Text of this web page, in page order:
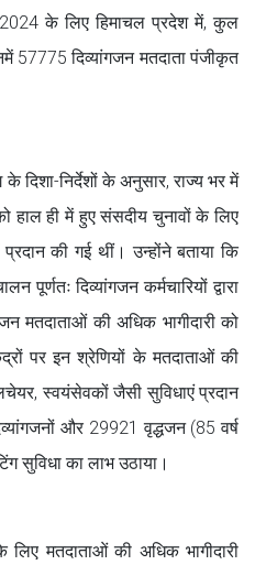
2024 के लिए हिमाचल प्रदेश में, कुल
57775 दिव्यांगजन मतदाता पंजीकृत
दिशा-निर्देशों के अनुसार, राज्य भर में
हाल ही में हुए संसदीय चुनावों के लिए
प्रदान की गई थीं। उन्होंने बताया कि
दिव्यांगजन कर्मचारियों द्वारा
मतदाताओं की अधिक भागीदारी को
पर इन श्रेणियों के मतदाताओं की
स्वयंसेवकों जैसी सुविधाएं प्रदान
और 29921 वृद्धजन (85 वर्ष
सुविधा का लाभ उठाया।
मतदाताओं की अधिक भागीदारी